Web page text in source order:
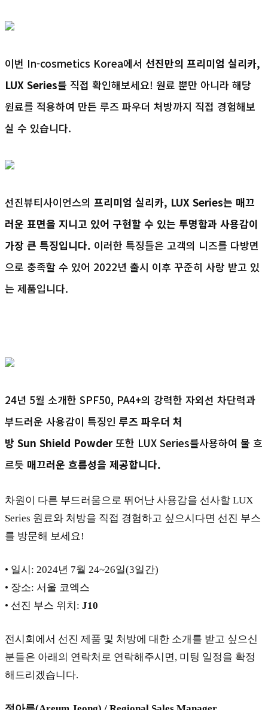
이번 In-cosmetics Korea에서 선진만의 프리미엄 실리카,
LUX Series를 직접 확인해보세요! 원료 뿐만 아니라 해당
원료를 적용하여 만든 루즈 파우더 처방까지 직접 경험해보
실 수 있습니다.
선진뷰티사이언스의 프리미엄 실리카, LUX Series는 매끄
러운 표면을 지니고 있어 구현할 수 있는 투명함과 사용감이
가장 큰 특징입니다. 이러한 특징들은 고객의 니즈를 다방면
으로 충족할 수 있어 2022년 출시 이후 꾸준히 사랑 받고 있
는 제품입니다.
24년 5월 소개한 SPF50, PA4+의 강력한 자외선 차단력과
부드러운 사용감이 특징인 루즈 파우더 처
방 Sun Shield Powder 또한 LUX Series를사용하여 물 흐
르듯 매끄러운 흐름성을 제공합니다.
차원이 다른 부드러움으로 뛰어난 사용감을 선사할 LUX
Series 원료와 처방을 직접 경험하고 싶으시다면 선진 부스
를 방문해 보세요!
• 일시: 2024년 7월 24~26일(3일간)
• 장소: 서울 코엑스
• 선진 부스 위치: J10
전시회에서 선진 제품 및 처방에 대한 소개를 받고 싶으신
분들은 아래의 연락처로 연락해주시면, 미팅 일정을 확정
해드리겠습니다.